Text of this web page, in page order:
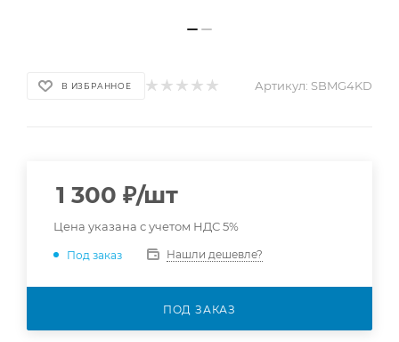
В ИЗБРАННОЕ Артикул: SBMG4KD
1 300 ₽/шт
Цена указана с учетом НДС 5%
Под заказ Нашли дешевле?
ПОД ЗАКАЗ